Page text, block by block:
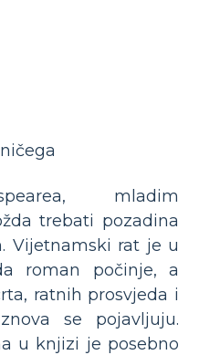
mladim
trebati pozadina
Vijetnamski rat je u
roman počinje, a
ratnih prosvjeda i
se pojavljuju.
u knjizi je posebno